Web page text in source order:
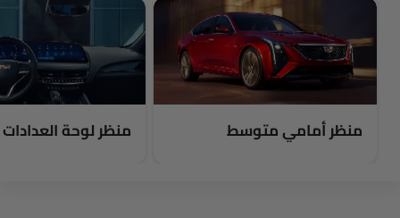
منظر أمامي متوسط منظر لوحة العدادات